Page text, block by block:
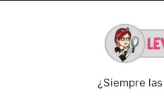
¿Siempre